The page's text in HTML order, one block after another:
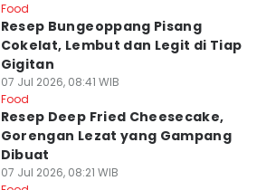
Food
Resep Bungeoppang Pisang
Cokelat, Lembut dan Legit di Tiap
Gigitan
07 Jul 2026, 08:41 WIB
Food
Resep Deep Fried Cheesecake,
Gorengan Lezat yang Gampang
Dibuat
07 Jul 2026, 08:21 WIB